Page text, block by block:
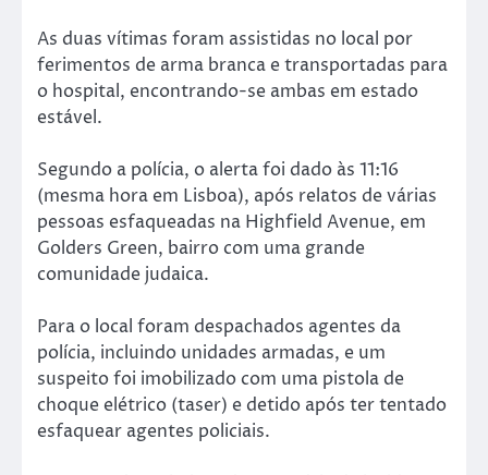
As duas vítimas foram assistidas no local por
ferimentos de arma branca e transportadas para
o hospital, encontrando-se ambas em estado
estável.
Segundo a polícia, o alerta foi dado às 11:16
(mesma hora em Lisboa), após relatos de várias
pessoas esfaqueadas na Highfield Avenue, em
Golders Green, bairro com uma grande
comunidade judaica.
Para o local foram despachados agentes da
polícia, incluindo unidades armadas, e um
suspeito foi imobilizado com uma pistola de
choque elétrico (taser) e detido após ter tentado
esfaquear agentes policiais.